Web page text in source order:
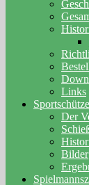
Links
Der
Bilder